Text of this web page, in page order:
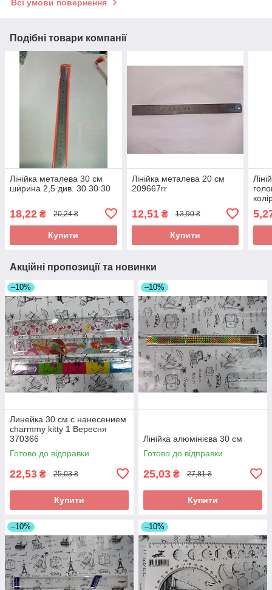
Всі умови повернення
Подібні товари компанії
Лінійка металева 30 см
ширина 2,5 див. 30 30 30
18,22 ₴ 20,24 ₴
Купити
Лінійка металева 20 см
209667rr
12,51₴ 13,90 ₴
Купити
Акційні пропозиції та новинки
–10%
Линейка 30 см с нанесением
charmmy kitty 1 Вересня
370366
Готово до відправки
22,53 ₴ 25,03 ₴
Купити
–10%
Лінійка алюмінієва 30 см
Готово до відправки
25,03 ₴ 27,81 ₴
Купити
–10% –10%